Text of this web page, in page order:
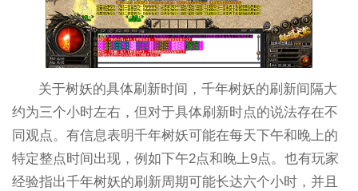
关于树妖的具体刷新时间，千年树妖的刷新间隔大
约为三个小时左右，但对于具体刷新时点的说法存在不
同观点。有信息表明千年树妖可能在每天下午和晚上的
特定整点时间出现，例如下午2点和晚上9点。也有玩家
经验指出千年树妖的刷新周期可能长达六个小时，并且